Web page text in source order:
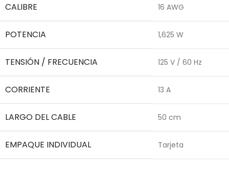
CALIBRE 16 AWG
POTENCIA 1,625 W
TENSIÓN / FRECUENCIA 125 V / 60 Hz
CORRIENTE 13 A
LARGO DEL CABLE 50 cm
EMPAQUE INDIVIDUAL Tarjeta